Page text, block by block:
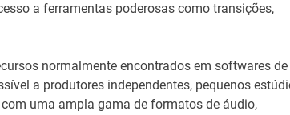
a ferramentas poderosas como transições,
normalmente encontrados em softwares de
a produtores independentes, pequenos
uma ampla gama de formatos de áudio,